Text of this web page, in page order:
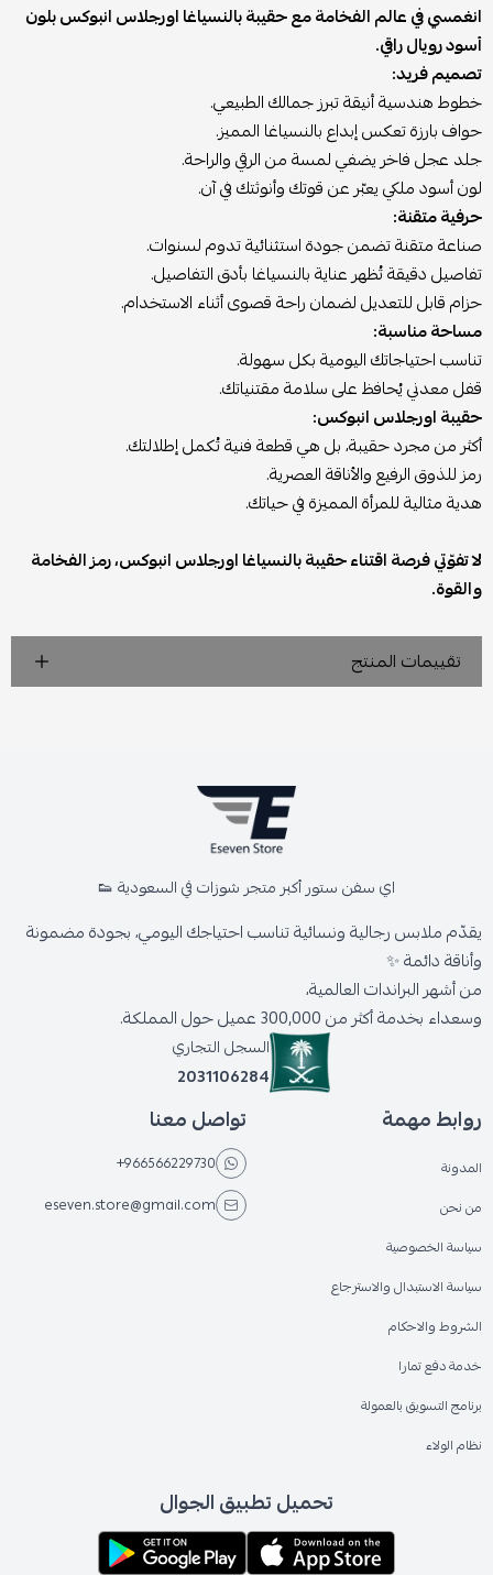
انغمسي في عالم الفخامة مع حقيبة بالنسياغا اورجلاس انبوكس بلون
أسود رويال راقي.
تصميم فريد:
خطوط هندسية أنيقة تبرز جمالك الطبيعي.
حواف بارزة تعكس إبداع بالنسياغا المميز.
جلد عجل فاخر يضفي لمسة من الرقي والراحة.
لون أسود ملكي يعبّر عن قوتك وأنوثتك في آن.
حرفية متقنة:
صناعة متقنة تضمن جودة استثنائية تدوم لسنوات.
تفاصيل دقيقة تُظهر عناية بالنسياغا بأدق التفاصيل.
حزام قابل للتعديل لضمان راحة قصوى أثناء الاستخدام.
مساحة مناسبة:
تناسب احتياجاتك اليومية بكل سهولة.
قفل معدني يُحافظ على سلامة مقتنياتك.
حقيبة اورجلاس انبوكس:
أكثر من مجرد حقيبة، بل هي قطعة فنية تُكمل إطلالتك.
رمز للذوق الرفيع والأناقة العصرية.
هدية مثالية للمرأة المميزة في حياتك.
لا تفوّتي فرصة اقتناء حقيبة بالنسياغا اورجلاس انبوكس، رمز الفخامة
والقوة.
تقييمات المنتج
اي سفن ستور أكبر متجر شوزات في السعودية 👟
يقدّم ملابس رجالية ونسائية تناسب احتياجك اليومي، بجودة مضمونة
وأناقة دائمة ✨
من أشهر البراندات العالمية،
وسعداء بخدمة أكثر من 300,000 عميل حول المملكة.
السجل التجاري
2031106284
روابط مهمة
المدونة
من نحن
سياسة الخصوصية
سياسة الاستبدال والاسترجاع
الشروط والاحكام
خدمة دفع تمارا
برنامج التسويق بالعمولة
نظام الولاء
تواصل معنا
+966566229730
eseven.store@gmail.com
تحميل تطبيق الجوال